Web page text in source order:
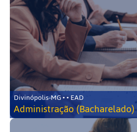
Divinópolis-MG • • EAD
Administração (Bacharelado)